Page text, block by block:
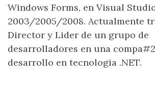
Windows Forms, en Visual
2003/2005/2008. Actualmente
Director y Lider de un grupo de
desarrolladores en una
desarrollo en tecnologia .NET.